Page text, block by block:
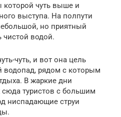
которой чуть выше и
выступа. На полпути
но приятный
чистой водой.
чуть, и вот она цель
водопад, рядом с которым
В жаркие дни
туристов с большим
ниспадающие струи